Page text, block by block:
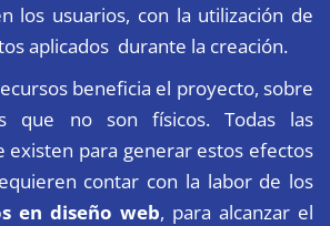
los usuarios, con la utilización de
aplicados durante la creación.
beneficia el proyecto, sobre
que no son físicos. Todas las
existen para generar estos efectos
contar con la labor de los
en diseño web, para alcanzar el